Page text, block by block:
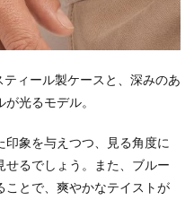
ティール製ケースと、深みのあ
光るモデル。
象を与えつつ、見る角度に
せるでしょう。また、ブルー
ことで、爽やかなテイストが